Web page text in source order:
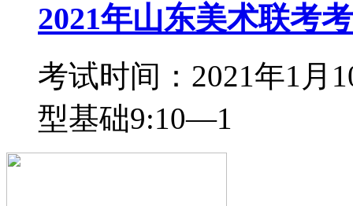
2021年山东美术联考
考试时间：2021年1月
型基础9:10—1